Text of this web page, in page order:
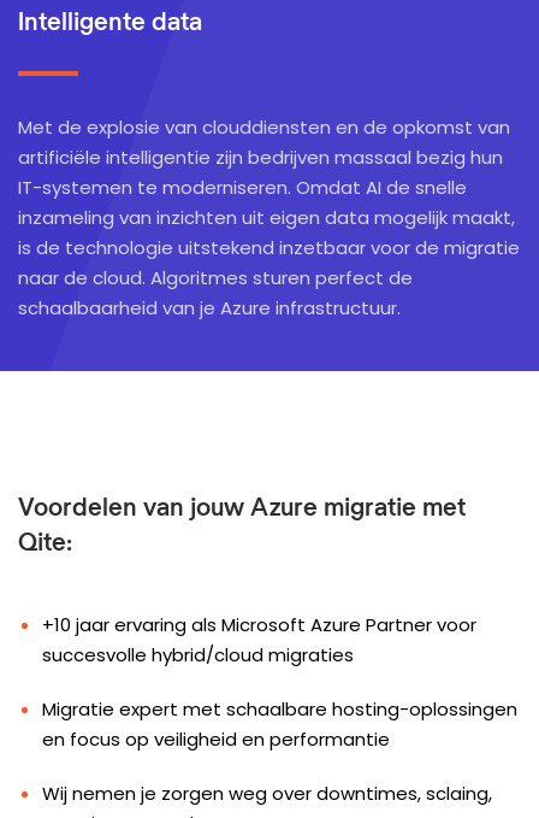
Intelligente data
Met de explosie van clouddiensten en de opkomst van
artificiële intelligentie zijn bedrijven massaal bezig hun
IT-systemen te moderniseren. Omdat AI de snelle
inzameling van inzichten uit eigen data mogelijk maakt,
is de technologie uitstekend inzetbaar voor de migratie
naar de cloud. Algoritmes sturen perfect de
schaalbaarheid van je Azure infrastructuur.
Voordelen van jouw Azure migratie met
Qite:
+10 jaar ervaring als Microsoft Azure Partner voor
succesvolle hybrid/cloud migraties
Migratie expert met schaalbare hosting-oplossingen
en focus op veiligheid en performantie
Wij nemen je zorgen weg over downtimes, sclaing,